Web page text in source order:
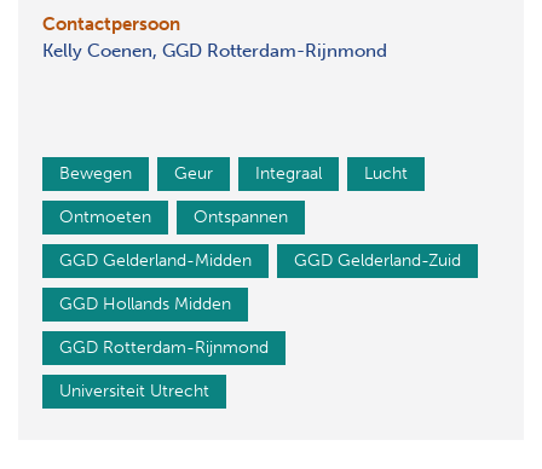
Contactpersoon
Kelly Coenen, GGD Rotterdam-Rijnmond
Bewegen Geur Integraal Lucht
Ontmoeten Ontspannen
GGD Gelderland-Midden GGD Gelderland-Zuid
GGD Hollands Midden
GGD Rotterdam-Rijnmond
Universiteit Utrecht